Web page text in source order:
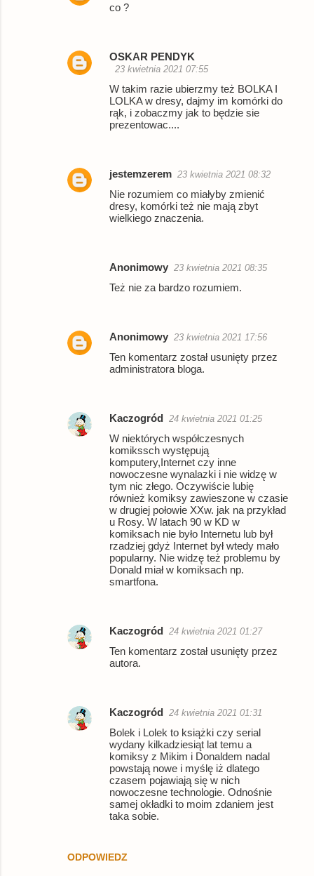
ODPOWIEDZ
co ?
OSKAR PENDYK
23 kwietnia 2021 07:55
W takim razie ubierzmy też BOLKA I
LOLKA w dresy, dajmy im komórki do
rąk, i zobaczmy jak to będzie sie
prezentowac....
jestemzerem 23 kwietnia 2021 08:32
Nie rozumiem co miałyby zmienić
dresy, komórki też nie mają zbyt
wielkiego znaczenia.
Anonimowy 23 kwietnia 2021 08:35
Też nie za bardzo rozumiem.
Anonimowy 23 kwietnia 2021 17:56
Ten komentarz został usunięty przez
administratora bloga.
Kaczogród 24 kwietnia 2021 01:25
W niektórych współczesnych
komikssch występują
komputery,Internet czy inne
nowoczesne wynalazki i nie widzę w
tym nic złego. Oczywiście lubię
również komiksy zawieszone w czasie
w drugiej połowie XXw. jak na przykład
u Rosy. W latach 90 w KD w
komiksach nie było Internetu lub był
rzadziej gdyż Internet był wtedy mało
popularny. Nie widzę też problemu by
Donald miał w komiksach np.
smartfona.
Kaczogród 24 kwietnia 2021 01:27
Ten komentarz został usunięty przez
autora.
Kaczogród 24 kwietnia 2021 01:31
Bolek i Lolek to książki czy serial
wydany kilkadziesiąt lat temu a
komiksy z Mikim i Donaldem nadal
powstają nowe i myślę iż dlatego
czasem pojawiają się w nich
nowoczesne technologie. Odnośnie
samej okładki to moim zdaniem jest
taka sobie.